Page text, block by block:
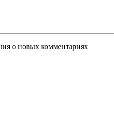
о новых комментариях